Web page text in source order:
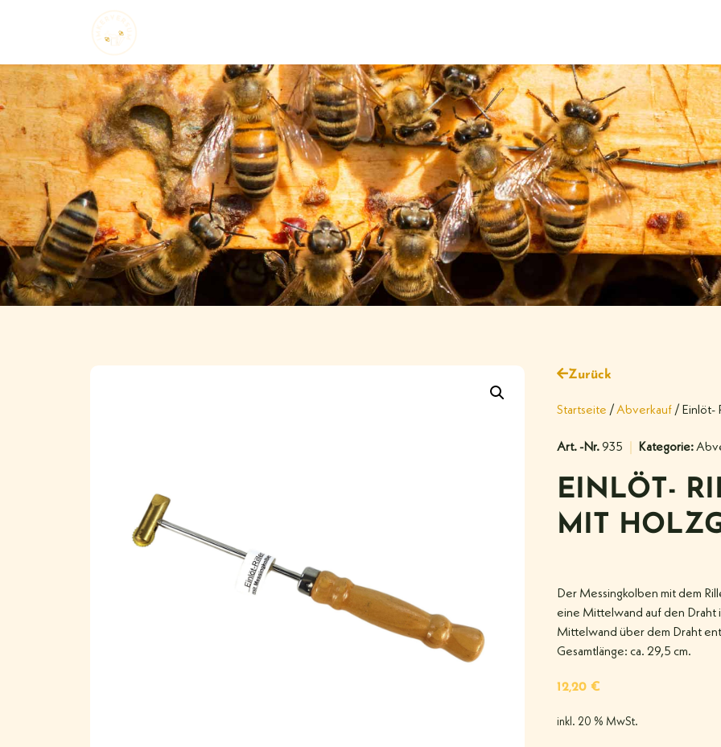
Zurück
Startseite /Abverkauf / Einlöt-
Art. -Nr.935 Kategorie:
EINLÖT-
MIT
Der Messingkolben mit dem
eine Mittelwand auf den Draht
Mittelwand über dem Draht
Gesamtlänge: ca. 29,5 cm.
12,20 €
inkl. 20 % MwSt.